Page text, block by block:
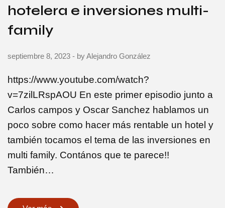
hotelera e inversiones multi-
family
septiembre 8, 2023 - byAlejandro González
https://www.youtube.com/watch?
v=7zilLRspAOU En este primer episodio junto a
Carlos campos y Oscar Sanchez hablamos un
poco sobre como hacer más rentable un hotel y
también tocamos el tema de las inversiones en
multi family. Contános que te parece!!
También…